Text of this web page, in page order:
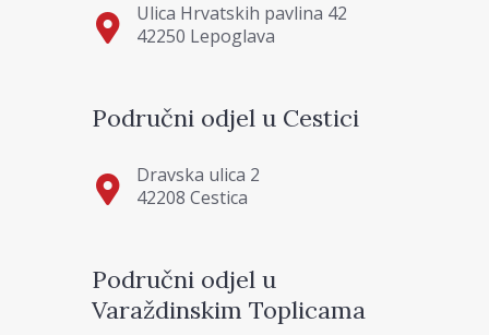
Ulica Hrvatskih pavlina 42
42250 Lepoglava
Područni odjel u Cestici
Dravska ulica 2
42208 Cestica
Područni odjel u
Varaždinskim Toplicama